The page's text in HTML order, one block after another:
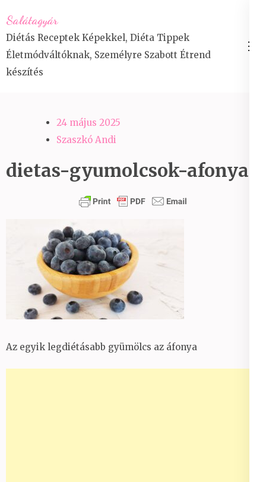
to
content
(Press
Enter)
Salátagyár
Diétás Receptek Képekkel, Diéta Tippek
Életmódváltóknak, Személyre Szabott Étrend
készítés
24 május 2025
Szaszkó Andi
dietas-gyumolcsok-afonya
Az egyik legdiétásabb gyümölcs az áfonya